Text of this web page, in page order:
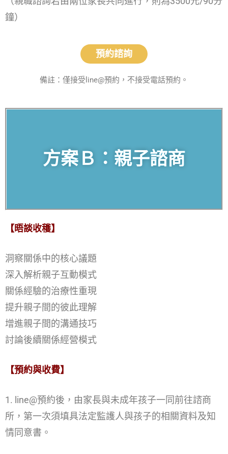
鐘）
預約諮詢
備註：僅接受line@預約，不接受電話預約。
方案Ｂ：親子諮商
【晤談收穫】
洞察關係中的核心議題
深入解析親子互動模式
關係經驗的治療性重現
提升親子間的彼此理解
增進親子間的溝通技巧
討論後續關係經營模式
【預約與收費】
1. line@預約後，由家長與未成年孩子一同前往諮商
所，第一次須填具法定監護人與孩子的相關資料及知
情同意書。